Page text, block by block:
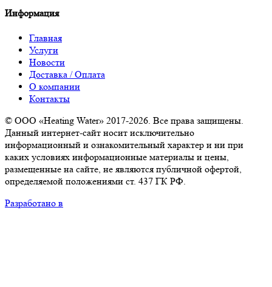
Информация
Главная
Услуги
Новости
Доставка / Оплата
О компании
Контакты
© ООО «Heating Water» 2017-2026. Все права защищены.
Данный интернет-сайт носит исключительно
информационный и ознакомительный характер и ни при
каких условиях информационные материалы и цены,
размещенные на сайте, не являются публичной офертой,
определяемой положениями ст. 437 ГК РФ.
Разработано в